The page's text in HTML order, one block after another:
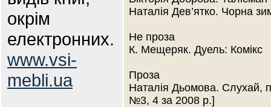
окрім
електронних.
www.vsi-
mebli.ua
Наталія Дев’ятко. Чорна
Не проза
К. Мещеряк. Дуель: Комікс
Проза
Наталія Дьомова. Слухай,
№3, 4 за 2008 р.]